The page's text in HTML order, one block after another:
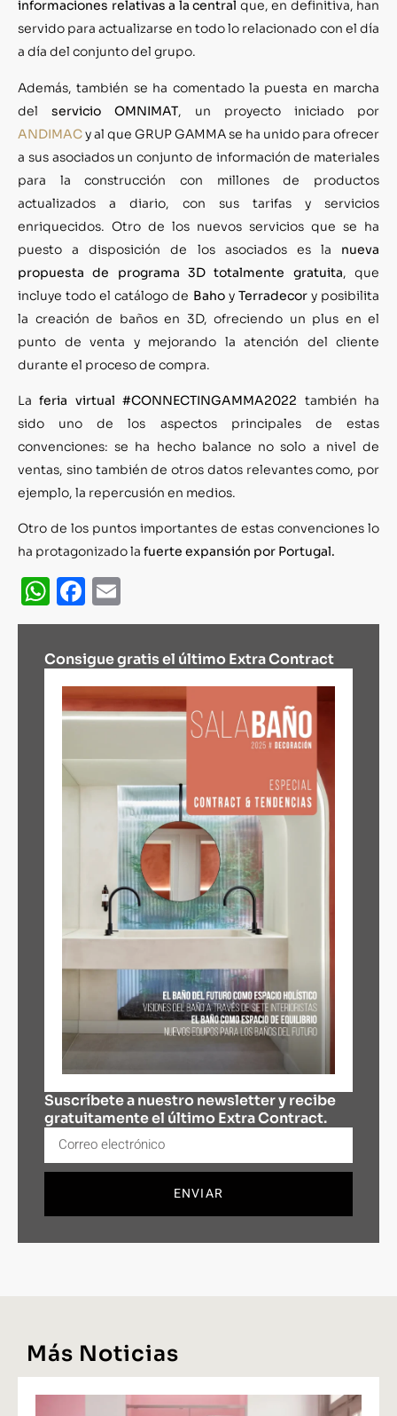
informaciones relativas a la central que, en definitiva, han
servido para actualizarse en todo lo relacionado con el día
a día del conjunto del grupo.
Además, también se ha comentado la puesta en marcha
del servicio OMNIMAT, un proyecto iniciado por
ANDIMACy al que GRUP GAMMA se ha unido para ofrecer
a sus asociados un conjunto de información de materiales
para la construcción con millones de productos
actualizados a diario, con sus tarifas y servicios
enriquecidos. Otro de los nuevos servicios que se ha
puesto a disposición de los asociados es la nueva
propuesta de programa 3D totalmente gratuita, que
incluye todo el catálogo de Bahoy Terradecory posibilita
la creación de baños en 3D, ofreciendo un plus en el
punto de venta y mejorando la atención del cliente
durante el proceso de compra.
Laferia virtual #CONNECTINGAMMA2022 también ha
sido uno de los aspectos principales de estas
convenciones: se ha hecho balance no solo a nivel de
ventas, sino también de otros datos relevantes como, por
ejemplo, la repercusión en medios.
Otro de los puntos importantes de estas convenciones lo
ha protagonizado la fuerte expansión por Portugal.
WhatsApp
Facebook
Consigue gratis el último Extra Contract
Suscríbete a nuestro newsletter y recibe
gratuitamente el último Extra Contract.
ENVIAR
Más Noticias